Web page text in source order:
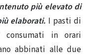
più elevato di
elaborati. I pasti di
consumati in orari
abbinati alle due